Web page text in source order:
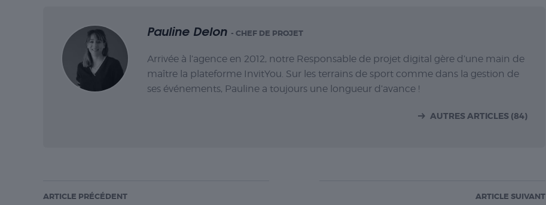
Pauline Delon - CHEF DE PROJET
Arrivée à l’agence en 2012, notre Responsable de projet digital gère d’une main de
maître la plateforme InvitYou. Sur les terrains de sport comme dans la gestion de
ses événements, Pauline a toujours une longueur d’avance !
AUTRES ARTICLES (84)
ARTICLE PRÉCÉDENT ARTICLE SUIVANT